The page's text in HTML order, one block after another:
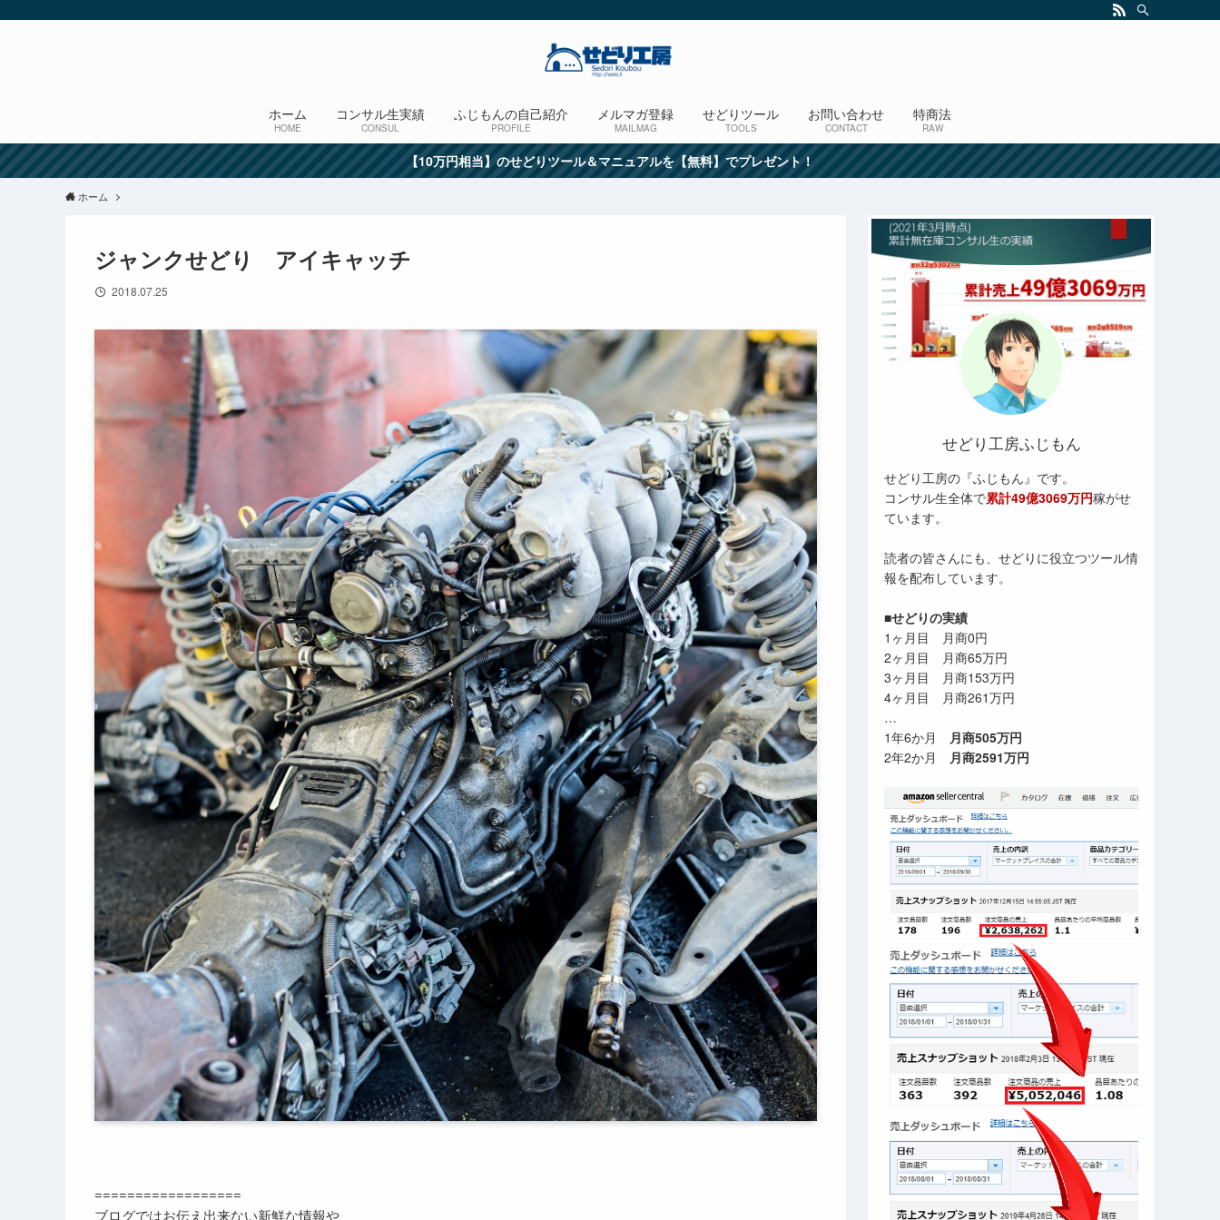
ホーム
HOME
コンサル生実績
CONSUL
ふじもんの自己紹介
PROFILE
メルマガ登録
MAILMAG
せどりツール
TOOLS
お問い合わせ
CONTACT
特商法
RAW
【10万円相当】のせどりツール＆マニュアルを【無料】でプレゼント！
ホーム
ジャンクせどり アイキャッチ
2018.07.25
==================
ブログではお伝え出来ない新鮮な情報や、
せどり工房ふじもん
せどり工房の『ふじもん』です。
コンサル生全体で累計49億3069万円稼がせ
ています。
読者の皆さんにも、せどりに役立つツール情
報を配布しています。
■せどりの実績
1ヶ月目 月商0円
2ヶ月目 月商65万円
3ヶ月目 月商153万円
4ヶ月目 月商261万円
…
1年6か月 月商505万円
2年2か月 月商2591万円